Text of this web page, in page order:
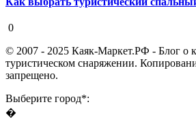
0
© 2007 - 2025 Каяк-Маркет.РФ - Блог о
туристическом снаряжении.
запрещено.
Выберите город*:
�